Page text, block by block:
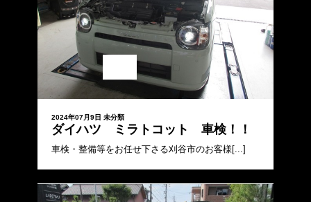
2024年07月9日 未分類
ダイハツ ミラトコット 車検！！
車検・整備等をお任せ下さる刈谷市のお客様[...]